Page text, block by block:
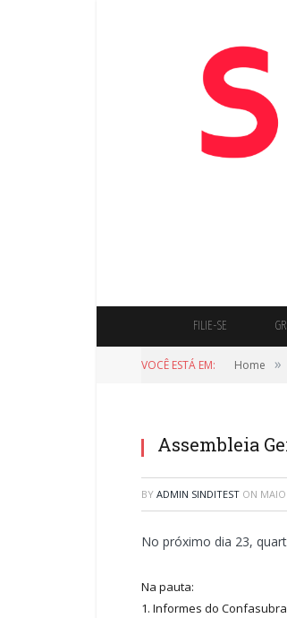
FILIE-SE
VOCÊ ESTÁ EM: Home »
Assembleia
BY ADMIN SINDITEST ON
No próximo dia 23,
Na pauta:
1. Informes do Confasubra